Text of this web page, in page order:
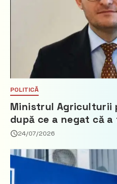
POLITICĂ
Ministrul Agriculturii
după ce a negat că
Partidul Democrat
24/07/2026